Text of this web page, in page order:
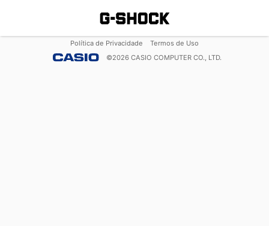
Política de Privacidade
Termos de Uso
©2026 CASIO COMPUTER CO., LTD.